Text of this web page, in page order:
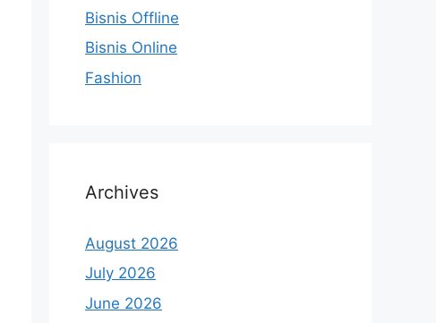
Bisnis Offline
Bisnis Online
Fashion
Archives
August 2026
July 2026
June 2026